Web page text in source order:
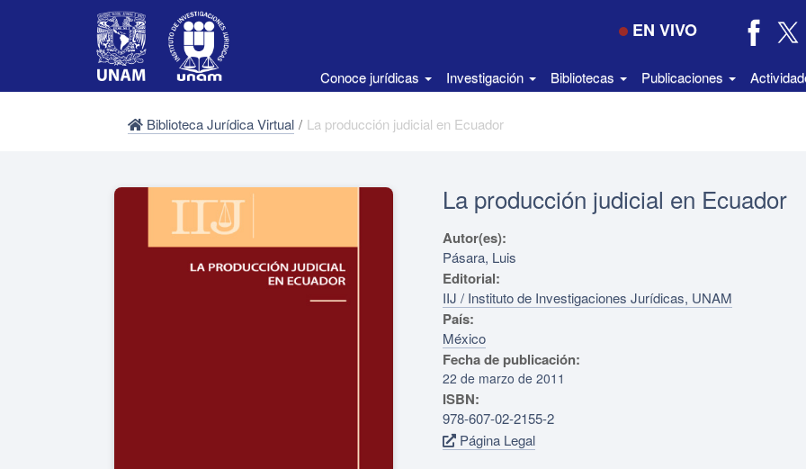
EN VIVO
Conoce jurídicas Investigación Bibliotecas Publicaciones
Biblioteca Jurídica Virtual / La producción judicial en Ecuador
La producción judicial en Ecuador
Autor(es):
Pásara, Luis
Editorial:
IIJ / Instituto de Investigaciones Jurídicas, UNAM
País:
México
Fecha de publicación:
22 de marzo de 2011
ISBN:
978-607-02-2155-2
Página Legal